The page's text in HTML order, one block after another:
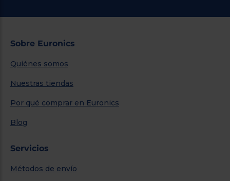
Sobre Euronics
Quiénes somos
Nuestras tiendas
Por qué comprar en Euronics
Blog
Servicios
Métodos de envío